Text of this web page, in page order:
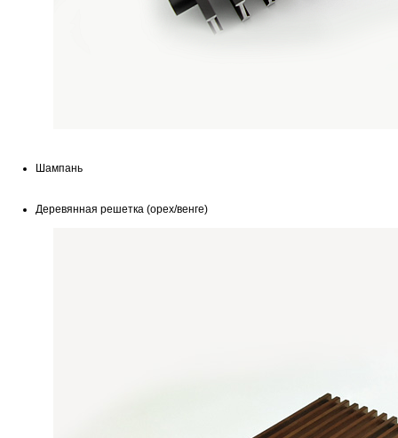
Шампань
Деревянная решетка (орех/венге)